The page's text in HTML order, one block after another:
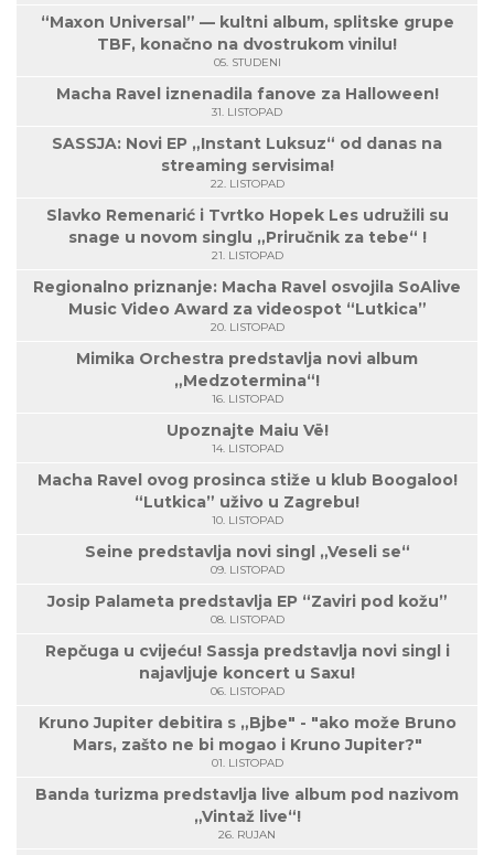
“Maxon Universal” — kultni album, splitske grupe
TBF, konačno na dvostrukom vinilu!
05. STUDENI
Macha Ravel iznenadila fanove za Halloween!
31. LISTOPAD
SASSJA: Novi EP „Instant Luksuz“ od danas na
streaming servisima!
22. LISTOPAD
Slavko Remenarić i Tvrtko Hopek Les udružili su
snage u novom singlu „Priručnik za tebe“ !
21. LISTOPAD
Regionalno priznanje: Macha Ravel osvojila SoAlive
Music Video Award za videospot “Lutkica”
20. LISTOPAD
Mimika Orchestra predstavlja novi album
„Medzotermina“!
16. LISTOPAD
Upoznajte Maiu Vë!
14. LISTOPAD
Macha Ravel ovog prosinca stiže u klub Boogaloo!
“Lutkica” uživo u Zagrebu!
10. LISTOPAD
Seine predstavlja novi singl „Veseli se“
09. LISTOPAD
Josip Palameta predstavlja EP “Zaviri pod kožu”
08. LISTOPAD
Repčuga u cvijeću! Sassja predstavlja novi singl i
najavljuje koncert u Saxu!
06. LISTOPAD
Kruno Jupiter debitira s „Bjbe" - "ako može Bruno
Mars, zašto ne bi mogao i Kruno Jupiter?"
01. LISTOPAD
Banda turizma predstavlja live album pod nazivom
„Vintaž live“!
26. RUJAN